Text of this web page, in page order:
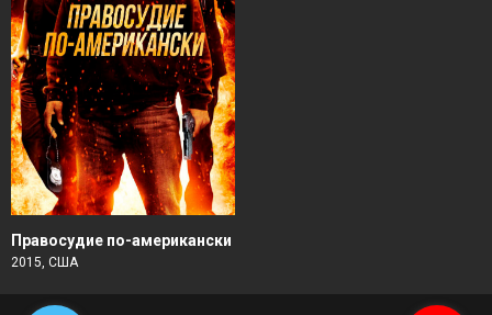
Правосудие по-американски
2015, США